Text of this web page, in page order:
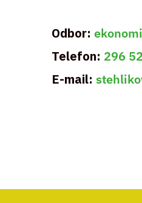
Odbor:
Telefon: 296
E-mail: